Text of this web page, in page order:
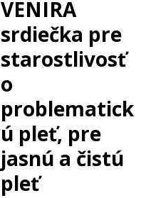
VENIRA
srdiečka pre
starostlivosť
o
problematick
ú pleť, pre
jasnú a čistú
pleť